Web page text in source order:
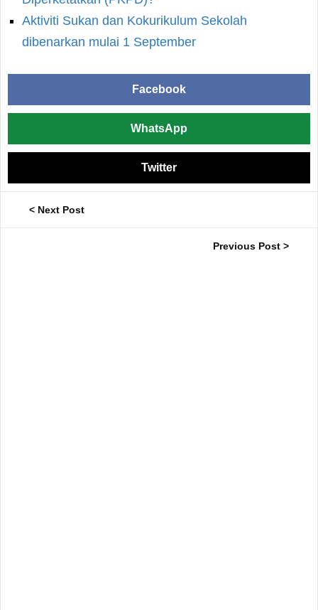
Aktiviti Sukan dan Kokurikulum Sekolah
dibenarkan mulai 1 September
Facebook
WhatsApp
Twitter
< Next Post
Previous Post >